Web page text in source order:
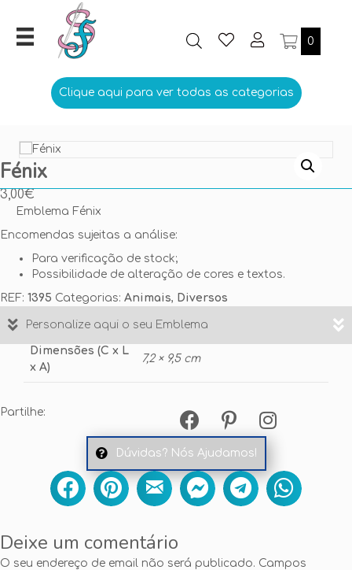
0
Clique aqui para ver todas as categorias
Fénix
3,00€
Emblema Fénix
Encomendas sujeitas a análise:
Para verificação de stock;
Possibilidade de alteração de cores e textos.
REF: 1395 Categorias: Animais, Diversos
Personalize aqui o seu Emblema
Dimensões (C x L
x A)
7,2 × 9,5 cm
Partilhe:
Dúvidas? Nós Ajudamos!
Deixe um comentário
O seu endereço de email não será publicado. Campos